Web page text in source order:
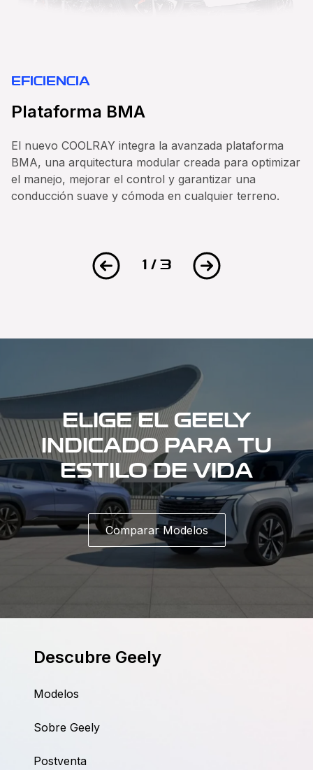
EFICIENCIA
Plataforma BMA
El nuevo COOLRAY integra la avanzada plataforma
BMA, una arquitectura modular creada para optimizar
el manejo, mejorar el control y garantizar una
conducción suave y cómoda en cualquier terreno.
1 / 3
ELIGE EL GEELY
INDICADO PARA TU
ESTILO DE VIDA
Comparar Modelos
Descubre Geely
Modelos
Sobre Geely
Postventa